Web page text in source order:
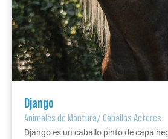
Django
Animales de Montura/Caballos Actores
Django es un caballo pinto de capa